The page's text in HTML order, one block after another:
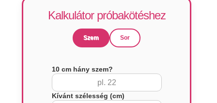
Kalkulátor próbakötéshez
Szem Sor
10 cm hány szem?
Kívánt szélesség (cm)